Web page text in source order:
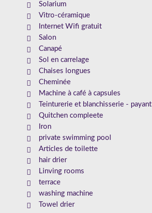
Solarium
Vitro-céramique
Internet Wifi gratuit
Salon
Canapé
Sol en carrelage
Chaises longues
Cheminée
Machine à café à capsules
Teinturerie et blanchisserie - payant
Quitchen compleete
Iron
private swimming pool
Articles de toilette
hair drier
Linving rooms
terrace
washing machine
Towel drier